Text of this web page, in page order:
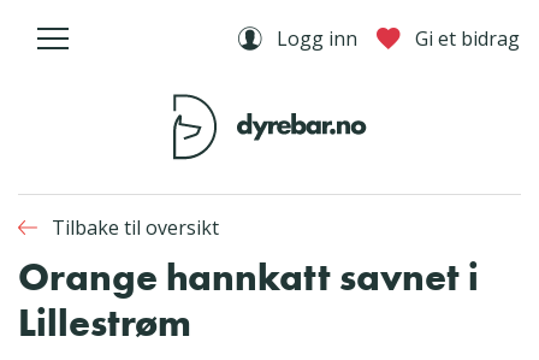
Logg inn Gi et bidrag
Tilbake til oversikt
Orange hannkatt savnet i
Lillestrøm